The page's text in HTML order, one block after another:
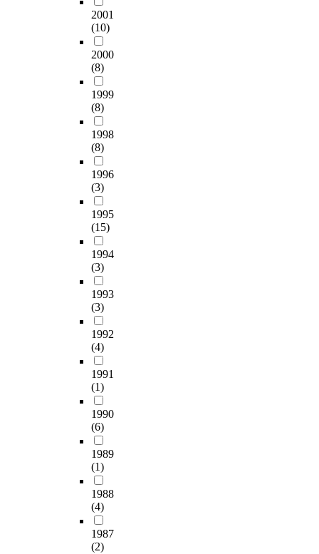
2001
(10)
2000
(8)
1999
(8)
1998
(8)
1996
(3)
1995
(15)
1994
(3)
1993
(3)
1992
(4)
1991
(1)
1990
(6)
1989
(1)
1988
(4)
1987
(2)